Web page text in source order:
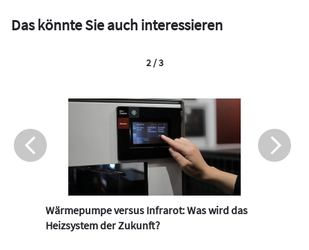
Das könnte Sie auch interessieren
Wärmepumpe versus Infrarot: Was wird das
Heizsystem der Zukunft?
2 / 3